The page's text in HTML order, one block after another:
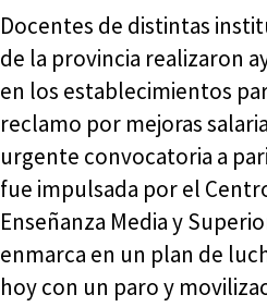
Docentes de distintas
de la provincia realizaron
en los establecimientos
reclamo por mejoras
urgente convocatoria a
fue impulsada por el
Enseñanza Media y
enmarca en un plan de
hoy con un paro y